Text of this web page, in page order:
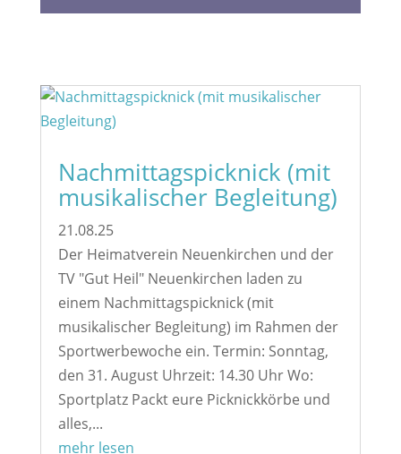
Nachmittagspicknick (mit
musikalischer Begleitung)
21.08.25
Der Heimatverein Neuenkirchen und der
TV "Gut Heil" Neuenkirchen laden zu
einem Nachmittagspicknick (mit
musikalischer Begleitung) im Rahmen der
Sportwerbewoche ein. Termin: Sonntag,
den 31. August Uhrzeit: 14.30 Uhr Wo:
Sportplatz Packt eure Picknickkörbe und
alles,...
mehr lesen